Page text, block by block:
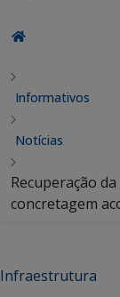
Informativos
Notícias
Recuperação
concretagem
Infraestrutura